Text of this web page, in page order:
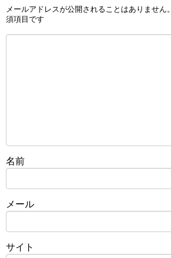
メールアドレスが公開されることはありません。
須項目です
名前
メール
サイト